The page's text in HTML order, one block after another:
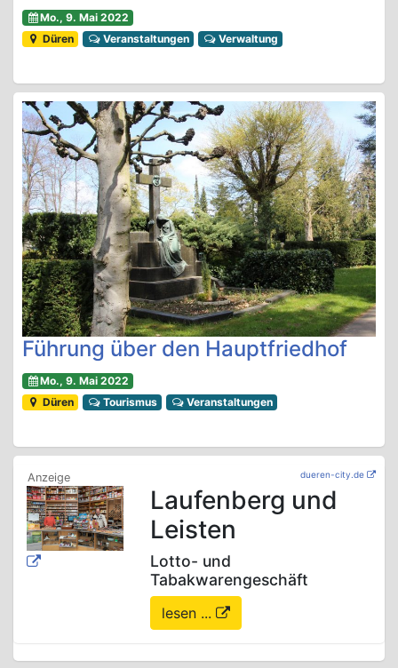
Mo., 9. Mai 2022
Düren
Veranstaltungen Verwaltung
Führung über den Hauptfriedhof
Mo., 9. Mai 2022
Düren
Tourismus Veranstaltungen
dueren-city.de
Laufenberg und
Leisten
Lotto- und
Tabakwarengeschäft
lesen ...